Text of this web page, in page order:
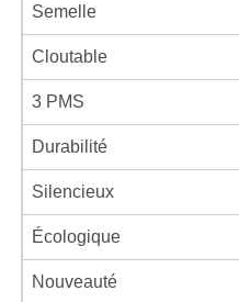
Semelle
Cloutable
3 PMS
Durabilité
Silencieux
Écologique
Nouveauté